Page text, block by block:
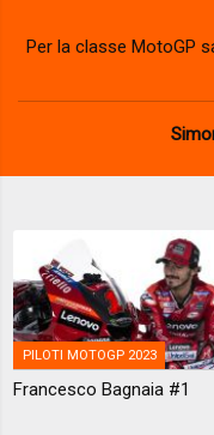
Per la classe MotoGP
PILOTI MOTOGP 2023
Francesco Bagnaia #1